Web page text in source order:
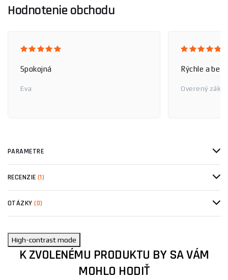
Hodnotenie obchodu
Spokojná
Eva
Rýchle a
Overený
PARAMETRE
RECENZIE (1)
OTÁZKY(0)
High-contrast mode
K ZVOLENÉMU PRODUKTU BY SA VÁM
MOHLO HODIŤ